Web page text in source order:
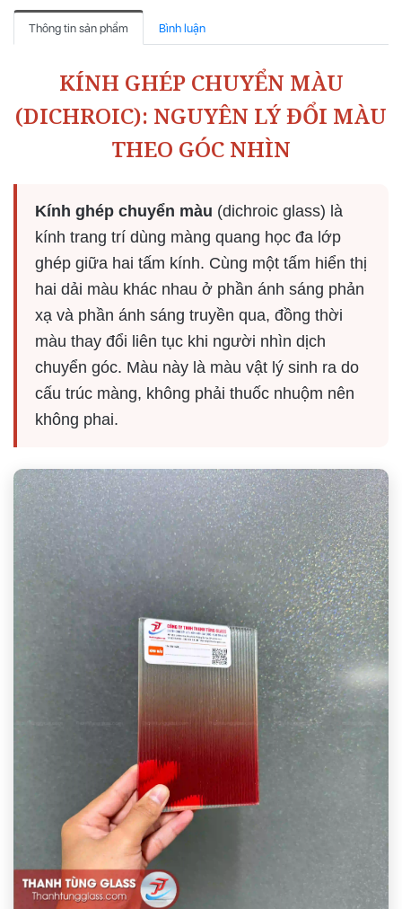
Thông tin sản phẩm Bình luận
KÍNH GHÉP CHUYỂN MÀU
(DICHROIC): NGUYÊN LÝ ĐỔI MÀU
THEO GÓC NHÌN
Kính ghép chuyển màu (dichroic glass) là
kính trang trí dùng màng quang học đa lớp
ghép giữa hai tấm kính. Cùng một tấm hiển thị
hai dải màu khác nhau ở phần ánh sáng phản
xạ và phần ánh sáng truyền qua, đồng thời
màu thay đổi liên tục khi người nhìn dịch
chuyển góc. Màu này là màu vật lý sinh ra do
cấu trúc màng, không phải thuốc nhuộm nên
không phai.